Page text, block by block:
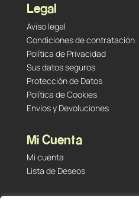
Legal
Aviso legal
Condiciones de contratación
Política de Privacidad
Sus datos seguros
Protección de Datos
Política de Cookies
Envíos y Devoluciones
Mi Cuenta
Mi cuenta
Lista de Deseos